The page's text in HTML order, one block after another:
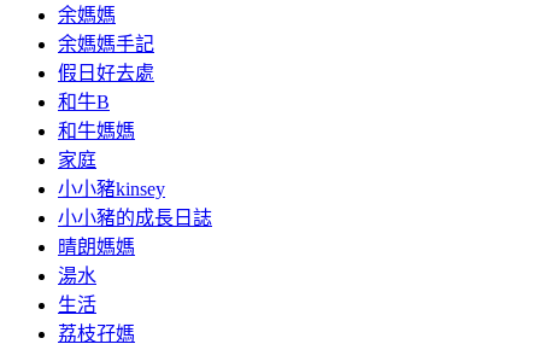
余媽媽
余媽媽手記
假日好去處
和牛B
和牛媽媽
家庭
小小豬kinsey
小小豬的成長日誌
晴朗媽媽
湯水
生活
荔枝孖媽